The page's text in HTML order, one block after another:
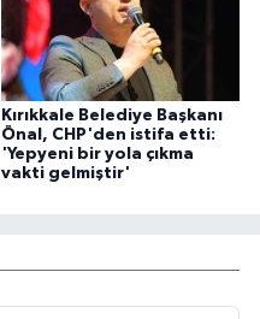
Kırıkkale Belediye Başkanı
Önal, CHP'den istifa etti:
'Yepyeni bir yola çıkma
vakti gelmiştir'